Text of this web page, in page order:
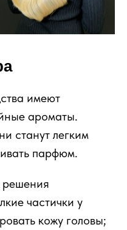
имеют
ароматы.
станут легким
парфюм.
решения
частички у
кожу головы;